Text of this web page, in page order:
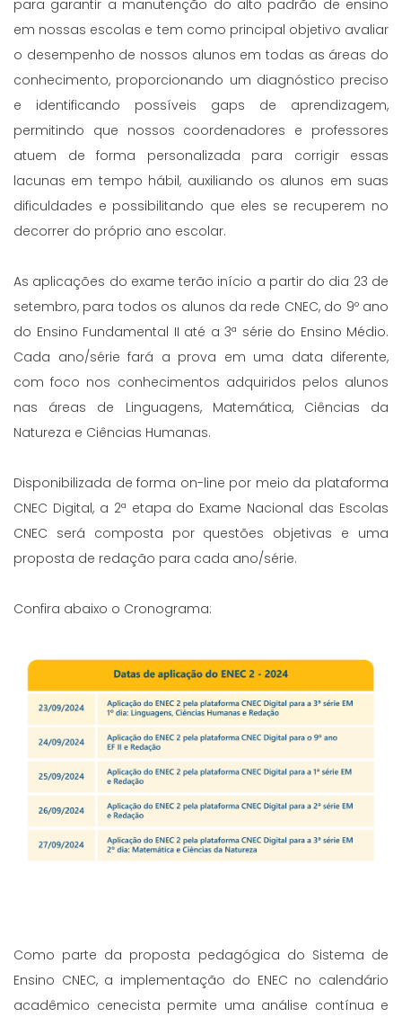
para garantir a manutenção do alto padrão de ensino
em nossas escolas e tem como principal objetivo avaliar
o desempenho de nossos alunos em todas as áreas do
conhecimento, proporcionando um diagnóstico preciso
e identificando possíveis gaps de aprendizagem,
permitindo que nossos coordenadores e professores
atuem de forma personalizada para corrigir essas
lacunas em tempo hábil, auxiliando os alunos em suas
dificuldades e possibilitando que eles se recuperem no
decorrer do próprio ano escolar.
As aplicações do exame terão início a partir do dia 23 de
setembro, para todos os alunos da rede CNEC, do 9º ano
do Ensino Fundamental II até a 3ª série do Ensino Médio.
Cada ano/série fará a prova em uma data diferente,
com foco nos conhecimentos adquiridos pelos alunos
nas áreas de Linguagens, Matemática, Ciências da
Natureza e Ciências Humanas.
Disponibilizada de forma on-line por meio da plataforma
CNEC Digital, a 2ª etapa do Exame Nacional das Escolas
CNEC será composta por questões objetivas e uma
proposta de redação para cada ano/série.
Confira abaixo o Cronograma:
Como parte da proposta pedagógica do Sistema de
Ensino CNEC, a implementação do ENEC no calendário
acadêmico cenecista permite uma análise contínua e